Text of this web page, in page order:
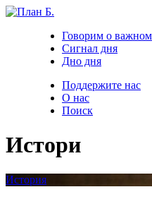
Говорим о важном
Сигнал дня
Дно дня
Поддержите нас
О нас
Поиск
Истори
История